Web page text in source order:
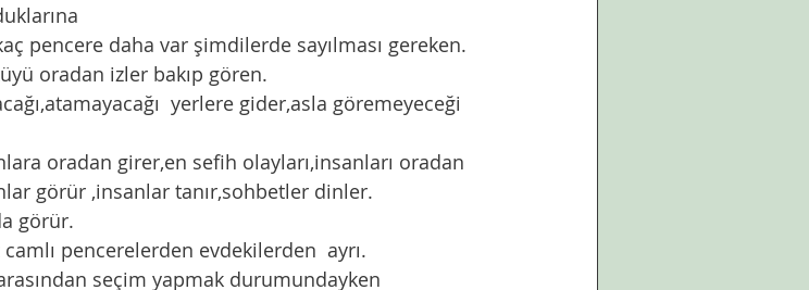
oradan izler bakıp gören.
görür ,insanlar tanır,sohbetler dinler.
görür.
camlı pencerelerden evdekilerden  ayrı.